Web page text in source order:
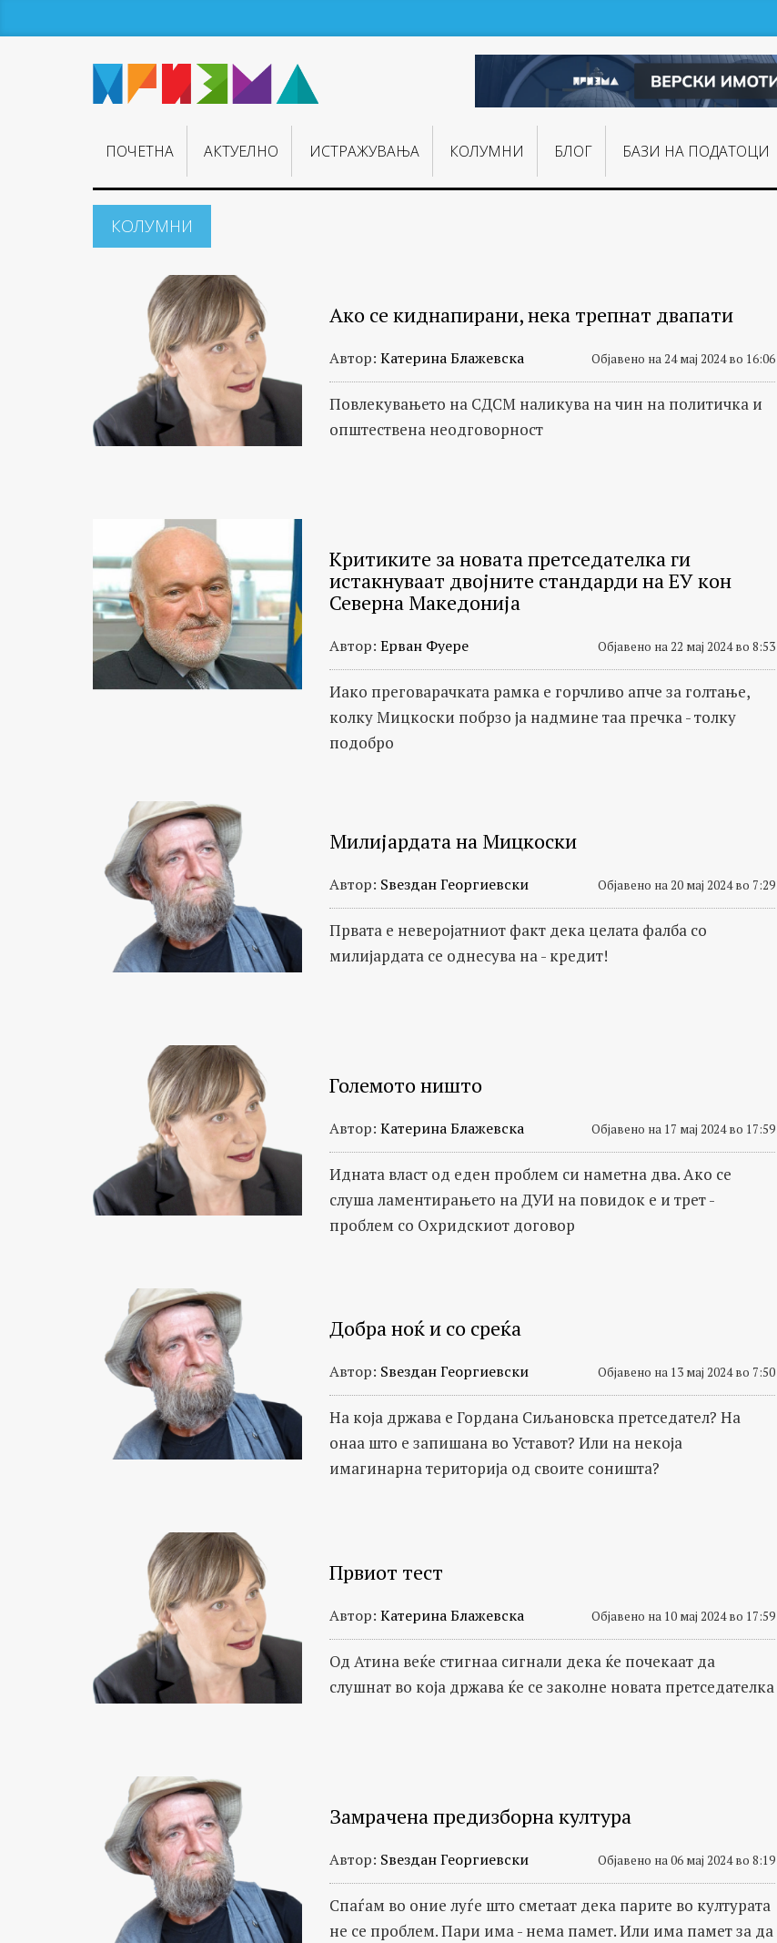
ПОЧЕТНА АКТУЕЛНО ИСТРАЖУВАЊA КОЛУМНИ БЛОГ БАЗИ НА ПОДАТОЦИ
КОЛУМНИ
Ако се киднапирани, нека трепнат двапати
Автор: Катерина Блажевска Објавено на 24 мај 2024 во 16:06
Повлекувањето на СДСМ наликува на чин на политичка и
општествена неодговорност
Критиките за новата претседателка ги
истакнуваат двојните стандарди на ЕУ кон
Северна Македонија
Автор: Ерван Фуере Објавено на 22 мај 2024 во 8:53
Иако преговарачката рамка е горчливо апче за голтање,
колку Мицкоски побрзо ја надмине таа пречка - толку
подобро
Милијардата на Мицкоски
Автор: Ѕвездан Георгиевски Објавено на 20 мај 2024 во 7:29
Првата е неверојатниот факт дека целата фалба со
милијардата се однесува на - кредит!
Големото ништо
Автор: Катерина Блажевска Објавено на 17 мај 2024 во 17:59
Идната власт од еден проблем си наметна два. Ако се
слуша ламентирањето на ДУИ на повидок е и трет -
проблем со Охридскиот договор
Добра ноќ и со среќа
Автор: Ѕвездан Георгиевски Објавено на 13 мај 2024 во 7:50
На која држава е Гордана Сиљановска претседател? На
онаа што е запишана во Уставот? Или на некоја
имагинарна територија од своите соништа?
Првиот тест
Автор: Катерина Блажевска Објавено на 10 мај 2024 во 17:59
Од Атина веќе стигнаа сигнали дека ќе почекаат да
слушнат во која држава ќе се заколне новата претседателка
Замрачена предизборна култура
Автор: Ѕвездан Георгиевски Објавено на 06 мај 2024 во 8:19
Спаѓам во оние луѓе што сметаат дека парите во културата
не се проблем. Пари има - нема памет. Или има памет за да